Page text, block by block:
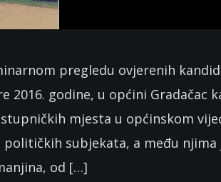
pregledu ovjerenih
2016. godine, u općini Gradačac
mjesta u općinskom
subjekata, a među
od […]